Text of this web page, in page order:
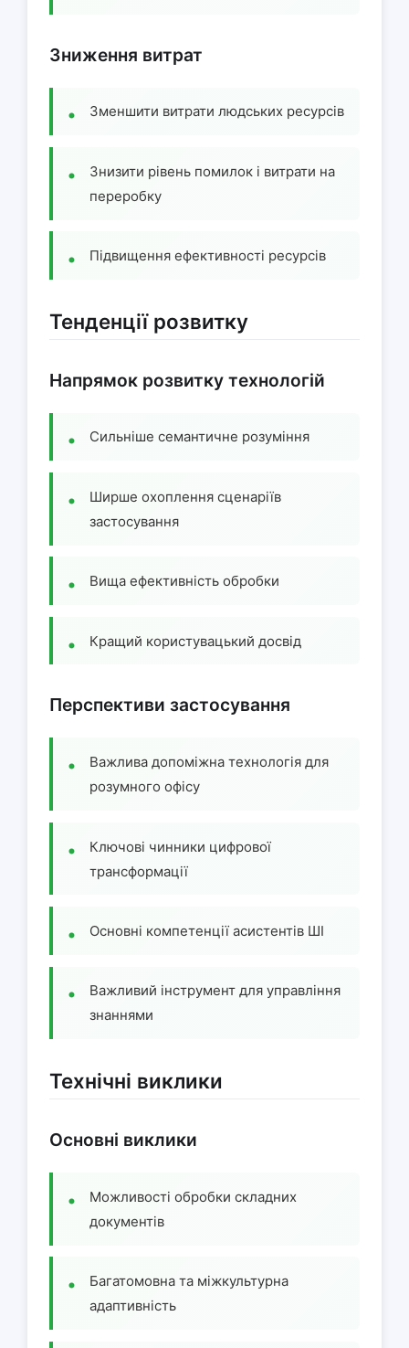
Зниження витрат
Зменшити витрати людських ресурсів
Знизити рівень помилок і витрати на
переробку
Підвищення ефективності ресурсів
Тенденції розвитку
Напрямок розвитку технологій
Сильніше семантичне розуміння
Ширше охоплення сценаріїв
застосування
Вища ефективність обробки
Кращий користувацький досвід
Перспективи застосування
Важлива допоміжна технологія для
розумного офісу
Ключові чинники цифрової
трансформації
Основні компетенції асистентів ШІ
Важливий інструмент для управління
знаннями
Технічні виклики
Основні виклики
Можливості обробки складних
документів
Багатомовна та міжкультурна
адаптивність